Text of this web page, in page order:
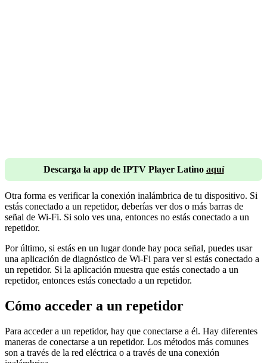
Descarga la app de IPTV Player Latino aquí
Otra forma es verificar la conexión inalámbrica de tu dispositivo. Si
estás conectado a un repetidor, deberías ver dos o más barras de
señal de Wi-Fi. Si solo ves una, entonces no estás conectado a un
repetidor.
Por último, si estás en un lugar donde hay poca señal, puedes usar
una aplicación de diagnóstico de Wi-Fi para ver si estás conectado a
un repetidor. Si la aplicación muestra que estás conectado a un
repetidor, entonces estás conectado a un repetidor.
Cómo acceder a un repetidor
Para acceder a un repetidor, hay que conectarse a él. Hay diferentes
maneras de conectarse a un repetidor. Los métodos más comunes
son a través de la red eléctrica o a través de una conexión